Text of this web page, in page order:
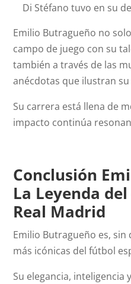
Di Stéfano tuvo en su
Emilio Butragueño no
campo de juego con su
también a través de las
anécdotas que ilustran
Su carrera está llena de
impacto continúa
Conclusión
La Leyenda
Real Madrid
Emilio Butragueño es, sin
más icónicas del fútbol
Su elegancia, inteligencia